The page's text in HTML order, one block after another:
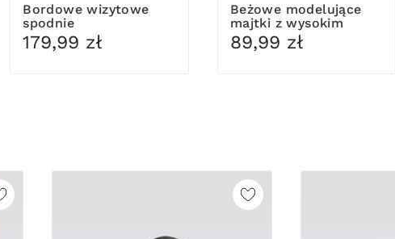
Bordowe wizytowe
spodnie
179,99 zł
Beżowe modelujące
majtki z wysokim
stanem
89,99 zł